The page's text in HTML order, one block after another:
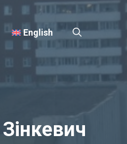
English